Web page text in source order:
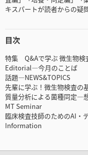
キスパートが読者からの疑
目次
特集 Q&Aで学ぶ 微生物検
Editorial―今月のことば
話題―NEWS&TOPICS
先輩に学ぶ！微生物検査の
質量分析による菌種同定―
MT Seminar
臨床検査技師のためのAI・
Information